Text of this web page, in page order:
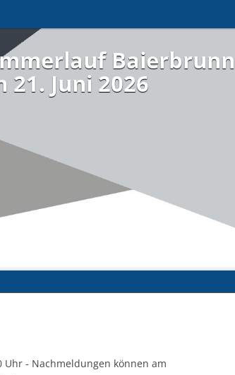
Baierbrunn
21. Juni 2026
Uhr - Nachmeldungen können am